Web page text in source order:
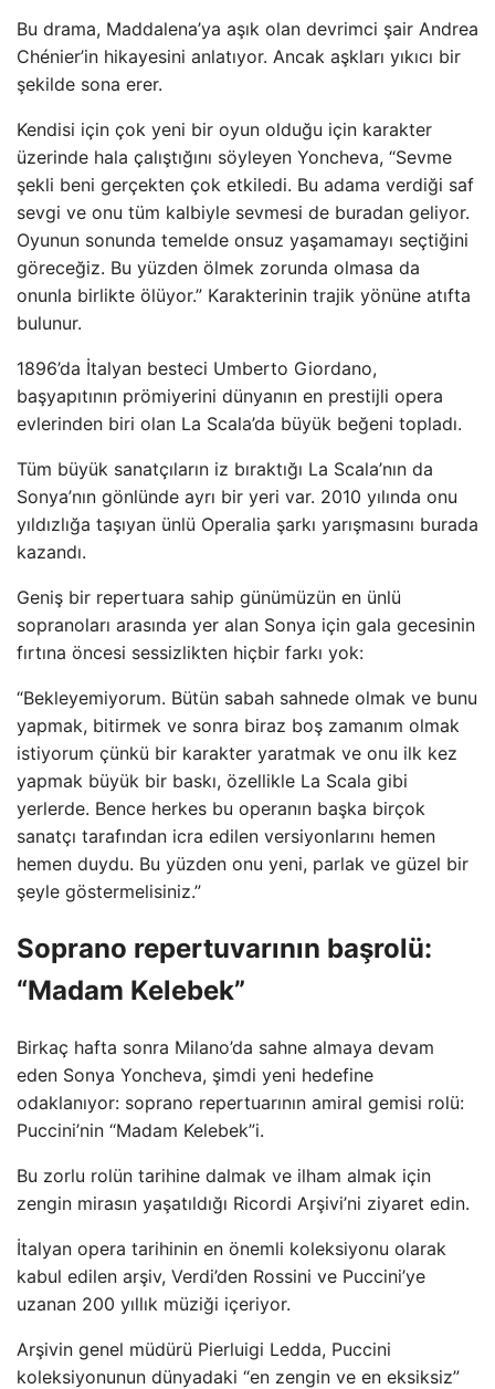
Bu drama, Maddalena’ya aşık olan devrimci şair Andrea
Chénier’in hikayesini anlatıyor. Ancak aşkları yıkıcı bir
şekilde sona erer.
Kendisi için çok yeni bir oyun olduğu için karakter
üzerinde hala çalıştığını söyleyen Yoncheva, “Sevme
şekli beni gerçekten çok etkiledi. Bu adama verdiği saf
sevgi ve onu tüm kalbiyle sevmesi de buradan geliyor.
Oyunun sonunda temelde onsuz yaşamamayı seçtiğini
göreceğiz. Bu yüzden ölmek zorunda olmasa da
onunla birlikte ölüyor.” Karakterinin trajik yönüne atıfta
bulunur.
1896’da İtalyan besteci Umberto Giordano,
başyapıtının prömiyerini dünyanın en prestijli opera
evlerinden biri olan La Scala’da büyük beğeni topladı.
Tüm büyük sanatçıların iz bıraktığı La Scala’nın da
Sonya’nın gönlünde ayrı bir yeri var. 2010 yılında onu
yıldızlığa taşıyan ünlü Operalia şarkı yarışmasını burada
kazandı.
Geniş bir repertuara sahip günümüzün en ünlü
sopranoları arasında yer alan Sonya için gala gecesinin
fırtına öncesi sessizlikten hiçbir farkı yok:
“Bekleyemiyorum. Bütün sabah sahnede olmak ve bunu
yapmak, bitirmek ve sonra biraz boş zamanım olmak
istiyorum çünkü bir karakter yaratmak ve onu ilk kez
yapmak büyük bir baskı, özellikle La Scala gibi
yerlerde. Bence herkes bu operanın başka birçok
sanatçı tarafından icra edilen versiyonlarını hemen
hemen duydu. Bu yüzden onu yeni, parlak ve güzel bir
şeyle göstermelisiniz.”
Soprano repertuvarının başrolü:
“Madam Kelebek”
Birkaç hafta sonra Milano’da sahne almaya devam
eden Sonya Yoncheva, şimdi yeni hedefine
odaklanıyor: soprano repertuarının amiral gemisi rolü:
Puccini’nin “Madam Kelebek”i.
Bu zorlu rolün tarihine dalmak ve ilham almak için
zengin mirasın yaşatıldığı Ricordi Arşivi’ni ziyaret edin.
İtalyan opera tarihinin en önemli koleksiyonu olarak
kabul edilen arşiv, Verdi’den Rossini ve Puccini’ye
uzanan 200 yıllık müziği içeriyor.
Arşivin genel müdürü Pierluigi Ledda, Puccini
koleksiyonunun dünyadaki “en zengin ve en eksiksiz”